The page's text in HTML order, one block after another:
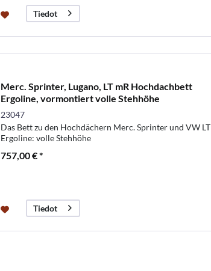
Tiedot
Merc. Sprinter, Lugano, LT mR Hochdachbett
Ergoline, vormontiert volle Stehhöhe
23047
Das Bett zu den Hochdächern Merc. Sprinter und VW LT
Ergoline: volle Stehhöhe
757,00 € *
Tiedot